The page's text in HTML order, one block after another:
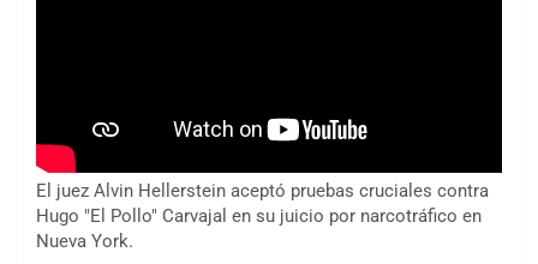
El juez Alvin Hellerstein aceptó pruebas cruciales contra
Hugo "El Pollo" Carvajal en su juicio por narcotráfico en
Nueva York.